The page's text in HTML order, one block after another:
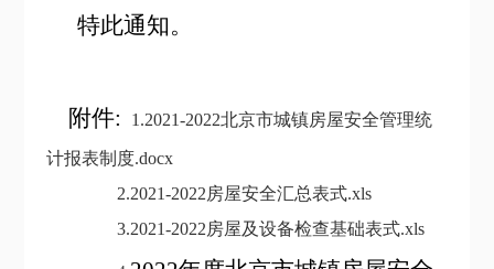
特此通知。
附件: 1.2021-2022北京市城镇房屋安全管理统
计报表制度.docx
2.2021-2022房屋安全汇总表式.xls
3.2021-2022房屋及设备检查基础表式.xls